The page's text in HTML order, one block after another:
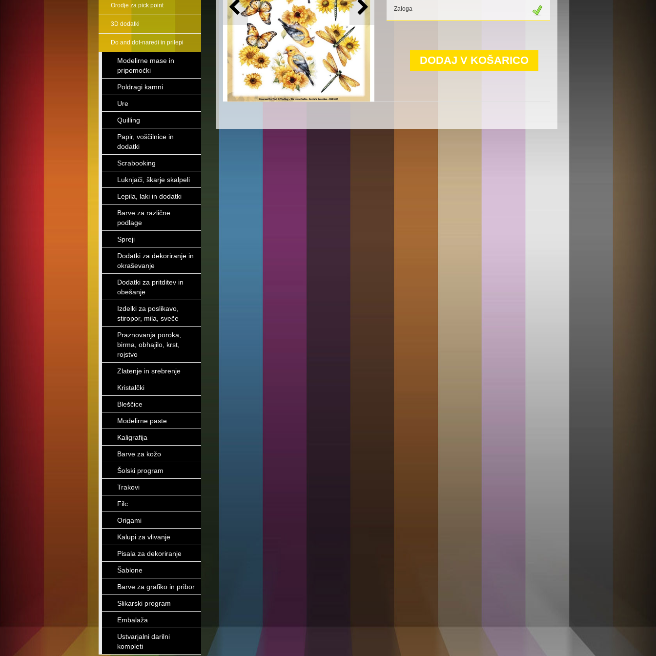
Orodje za pick point
3D dodatki
Do and dot-naredi in prilepi
Modelirne mase in
pripomoćki
Poldragi kamni
Ure
Quilling
Papir, voščilnice in
dodatki
Scrabooking
Luknjači, škarje skalpeli
Lepila, laki in dodatki
Barve za različne
podlage
Spreji
Dodatki za dekoriranje in
okraševanje
Dodatki za pritditev in
obešanje
Izdelki za poslikavo,
stiropor, mila, sveče
Praznovanja poroka,
birma, obhajilo, krst,
rojstvo
Zlatenje in srebrenje
Kristalčki
Bleščice
Modelirne paste
Kaligrafija
Barve za kožo
Šolski program
Trakovi
Filc
Origami
Kalupi za vlivanje
Pisala za dekoriranje
Šablone
Barve za grafiko in pribor
Slikarski program
Embalaža
Ustvarjalni darilni
kompleti
Zaloga
DODAJ V KOŠARICO